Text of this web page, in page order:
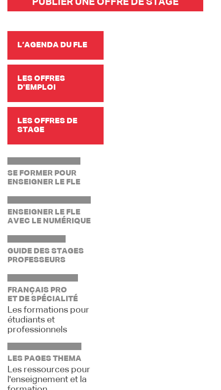
PUBLIER UNE OFFRE DE STAGE
L’AGENDA DU FLE
LES OFFRES
D'EMPLOI
LES OFFRES DE
STAGE
SE FORMER POUR
ENSEIGNER LE FLE
ENSEIGNER LE FLE
AVEC LE NUMÉRIQUE
GUIDE DES STAGES
PROFESSEURS
FRANÇAIS PRO
ET DE SPÉCIALITÉ
Les formations pour
étudiants et
professionnels
LES PAGES THEMA
Les ressources pour
l'enseignement et la